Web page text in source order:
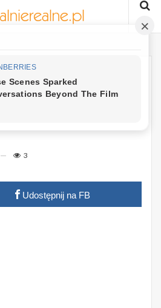
Mamy Dla Was
Aby Pozbyć
3
Udostępnij na FB